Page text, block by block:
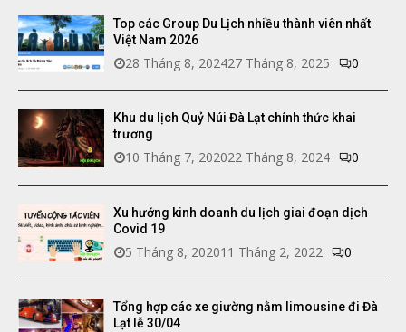
Top các Group Du Lịch nhiều thành viên nhất
Việt Nam 2026
28 Tháng 8, 202427 Tháng 8, 2025 0
Khu du lịch Quỷ Núi Đà Lạt chính thức khai
trương
10 Tháng 7, 202022 Tháng 8, 2024 0
Xu hướng kinh doanh du lịch giai đoạn dịch
Covid 19
5 Tháng 8, 202011 Tháng 2, 2022 0
Tổng hợp các xe giường nằm limousine đi Đà
Lạt lễ 30/04